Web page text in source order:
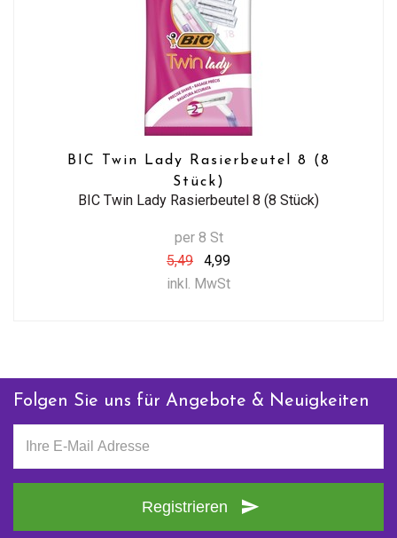
BIC Twin Lady Rasierbeutel 8 (8
Stück)
BIC Twin Lady Rasierbeutel 8 (8 Stück)
per 8 St
5,49
4,99
inkl. MwSt
Folgen Sie uns für Angebote & Neuigkeiten
Registrieren